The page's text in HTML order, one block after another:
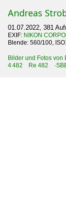
Andreas
01.07.2022, 381
EXIF: NIKON
Blende: 560/100,
Bilder und Fotos von
4 482 Re 482